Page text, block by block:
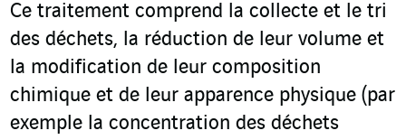
Ce traitement comprend la collecte et le tri
des déchets, la réduction de leur volume et
la modification de leur composition
chimique et de leur apparence physique (par
exemple la concentration des déchets